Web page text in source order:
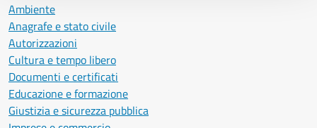
Ambiente
Anagrafe e stato civile
Autorizzazioni
Cultura e tempo libero
Documenti e certificati
Educazione e formazione
Giustizia e sicurezza pubblica